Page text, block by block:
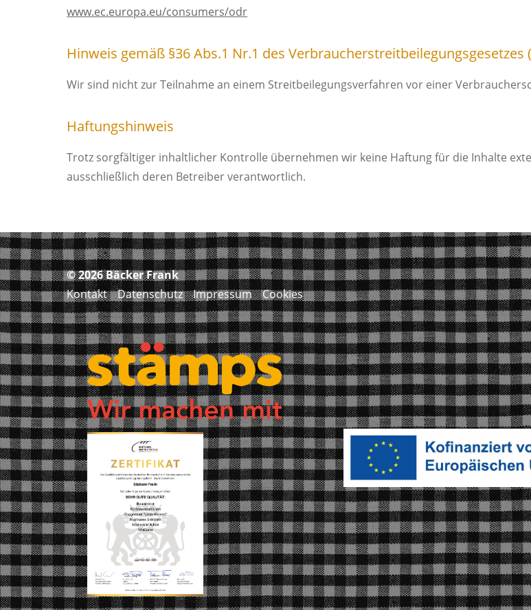
www.ec.europa.eu/consumers/odr
Hinweis gemäß §36 Abs.1 Nr.1 des Verbraucherstreitbeilegungsgesetzes
Wir sind nicht zur Teilnahme an einem Streitbeilegungsverfahren vor einer
Haftungshinweis
Trotz sorgfältiger inhaltlicher Kontrolle übernehmen wir keine Haftung für die Inhalte
ausschließlich deren Betreiber verantwortlich.
© 2026Bäcker Frank
Kontakt
Datenschutz Impressum Cookies